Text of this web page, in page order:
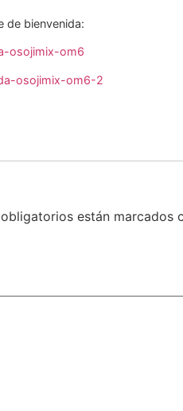
de bienvenida:
osojimix-om6
osojimix-om6-2
están marcados